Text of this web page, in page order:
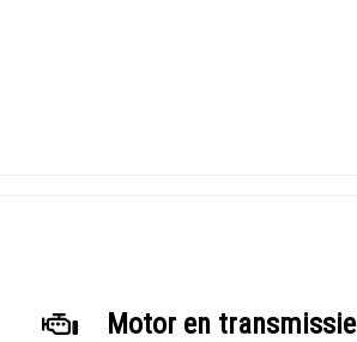
Motor en transmissie